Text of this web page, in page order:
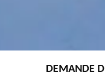
DEMANDE